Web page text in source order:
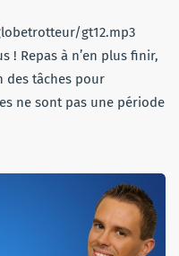
gt12.mp3
! Repas à n’en plus finir,
des tâches pour
ne sont pas une période